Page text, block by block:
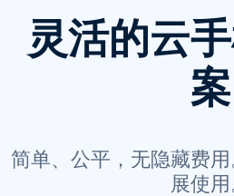
灵活的云
案
简单、公平，无隐藏费
展使用